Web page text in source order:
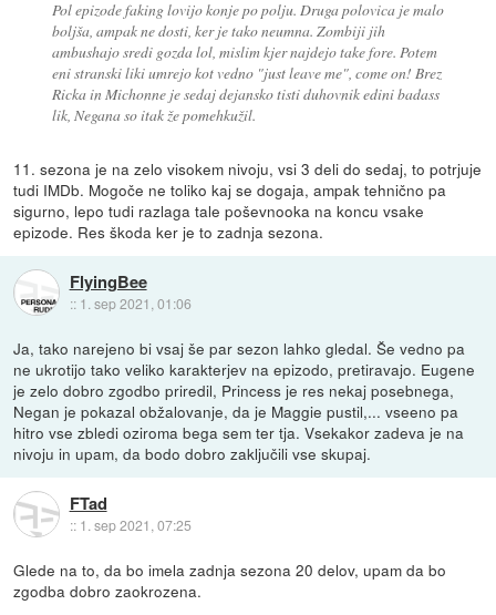
Pol epizode faking lovijo konje po polju. Druga polovica je malo
boljša, ampak ne dosti, ker je tako neumna. Zombiji jih
ambushajo sredi gozda lol, mislim kjer najdejo take fore. Potem
eni stranski liki umrejo kot vedno "just leave me", come on! Brez
Ricka in Michonne je sedaj dejansko tisti duhovnik edini badass
lik, Negana so itak že pomehkužil.
11. sezona je na zelo visokem nivoju, vsi 3 deli do sedaj, to potrjuje
tudi IMDb. Mogoče ne toliko kaj se dogaja, ampak tehnično pa
sigurno, lepo tudi razlaga tale poševnooka na koncu vsake
epizode. Res škoda ker je to zadnja sezona.
FlyingBee
:: 1. sep 2021, 01:06
Ja, tako narejeno bi vsaj še par sezon lahko gledal. Še vedno pa
ne ukrotijo tako veliko karakterjev na epizodo, pretiravajo. Eugene
je zelo dobro zgodbo priredil, Princess je res nekaj posebnega,
Negan je pokazal obžalovanje, da je Maggie pustil,... vseeno pa
hitro vse zbledi oziroma bega sem ter tja. Vsekakor zadeva je na
nivoju in upam, da bodo dobro zaključili vse skupaj.
FTad
:: 1. sep 2021, 07:25
Glede na to, da bo imela zadnja sezona 20 delov, upam da bo
zgodba dobro zaokrozena.